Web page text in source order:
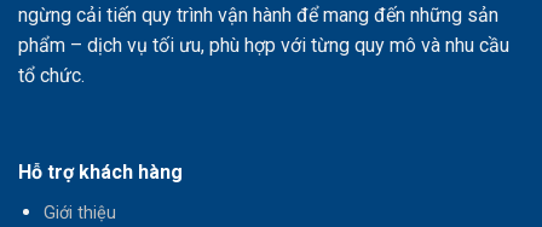
ngừng cải tiến quy trình vận hành để mang đến những sản
phẩm – dịch vụ tối ưu, phù hợp với từng quy mô và nhu cầu
tổ chức.
Hỗ trợ khách hàng
Giới thiệu